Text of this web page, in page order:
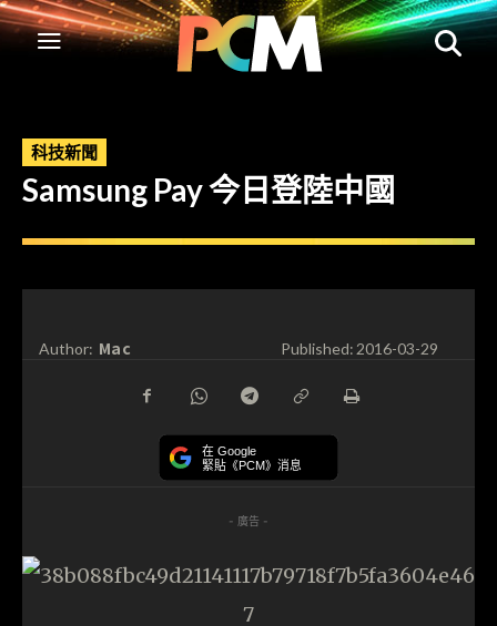
科技新聞
Samsung Pay 今日登陸中國
Author: Mac Published:2016-03-29
在 Google
緊貼《PCM》消息
- 廣告 -